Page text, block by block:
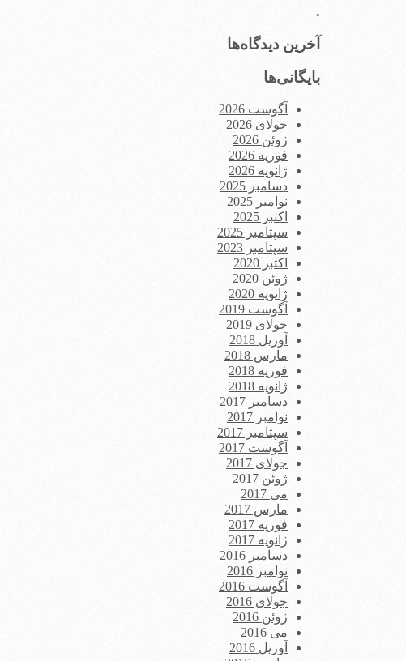
.
آخرین دیدگاه‌ها
بایگانی‌ها
آگوست 2026
جولای 2026
ژوئن 2026
فوریه 2026
ژانویه 2026
دسامبر 2025
نوامبر 2025
اکتبر 2025
سپتامبر 2025
سپتامبر 2023
اکتبر 2020
ژوئن 2020
ژانویه 2020
آگوست 2019
جولای 2019
آوریل 2018
مارس 2018
فوریه 2018
ژانویه 2018
دسامبر 2017
نوامبر 2017
سپتامبر 2017
آگوست 2017
جولای 2017
ژوئن 2017
می 2017
مارس 2017
فوریه 2017
ژانویه 2017
دسامبر 2016
نوامبر 2016
آگوست 2016
جولای 2016
ژوئن 2016
می 2016
آوریل 2016